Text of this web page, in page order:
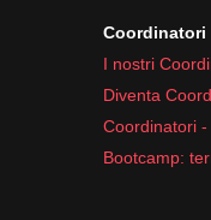
Coordinatori
I nostri
Diventa
Coordinatori
Bootcamp: